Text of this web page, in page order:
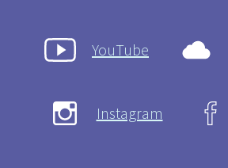
YouTube
Instagram